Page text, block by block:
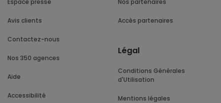
Avis clients
Contactez-nous
Nos 350 agences
Aide
Accessibilité
Accès partenaires
Légal
Conditions Générales
d'Utilisation
Mentions légales